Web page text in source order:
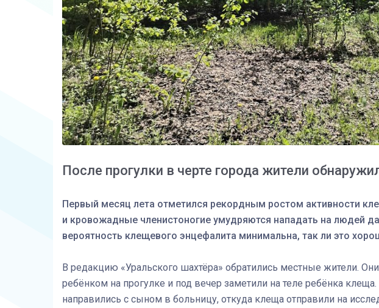
После прогулки в черте города жители
Первый месяц лета отметился рекордным ростом активности
и кровожадные членистоногие умудряются нападать на людей
вероятность клещевого энцефалита минимальна, так ли это
В редакцию «Уральского шахтёра» обратились местные жители. Они
ребёнком на прогулке и под вечер заметили на теле ребёнка
направились с сыном в больницу, откуда клеща отправили на